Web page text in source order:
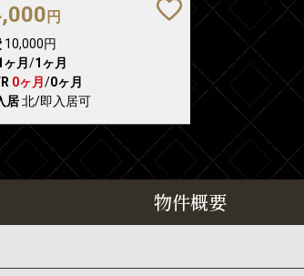
円
10,000円
ヶ月/1ヶ月
0ヶ月/0ヶ月
居北/即入居可
物件概要